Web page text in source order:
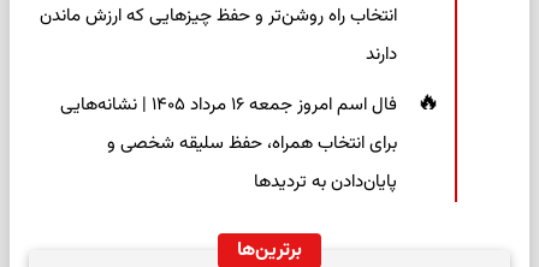
انتخاب راه روشن‌تر و حفظ چیزهایی که ارزش ماندن
دارند
فال اسم امروز جمعه ۱۶ مرداد ۱۴۰۵ | نشانه‌هایی
برای انتخاب همراه، حفظ سلیقه شخصی و
پایان‌دادن به تردیدها
برترین‌ها